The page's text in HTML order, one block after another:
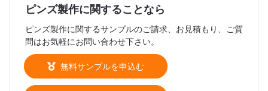
ピンズ製作に関することなら
ピンズ製作に関するサンプルのご請求、お見積もり、ご質
問はお気軽にお問い合わせ下さい。
無料サンプルを申込む